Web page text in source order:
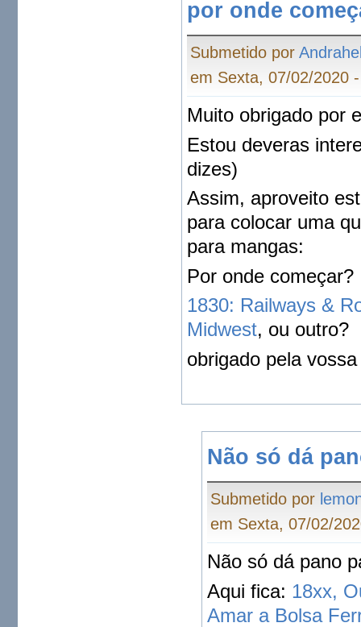
por onde
Submetido por
em Sexta, 07/02/2020
Muito obrigado por
Estou deveras
dizes)
Assim, aproveito
para colocar uma
para mangas:
Por onde começar?
1830: Railways &
Midwest, ou outro?
obrigado pela
Não só dá
Submetido por
em Sexta, 07/02/
Não só dá pano
Aqui fica: 18xx,
Amar a Bolsa